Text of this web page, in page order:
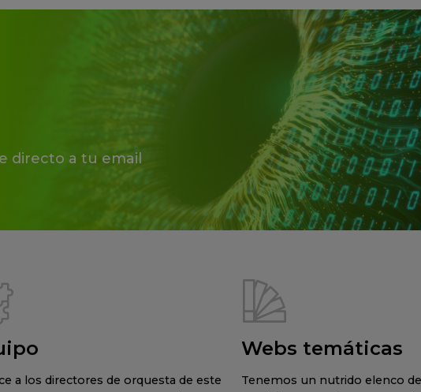
directo a tu email
a los directores de orquesta de este
Webs temáticas
Tenemos un nutrido elenco